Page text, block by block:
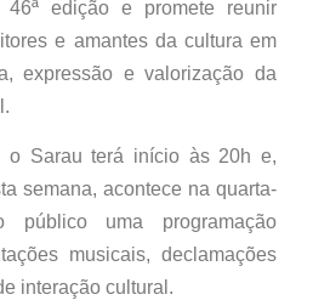
edição e promete reunir
e amantes da cultura em
expressão e valorização da
o Sarau terá início às 20h e,
semana, acontece na quarta-
público uma programação
musicais, declamações
interação cultural.